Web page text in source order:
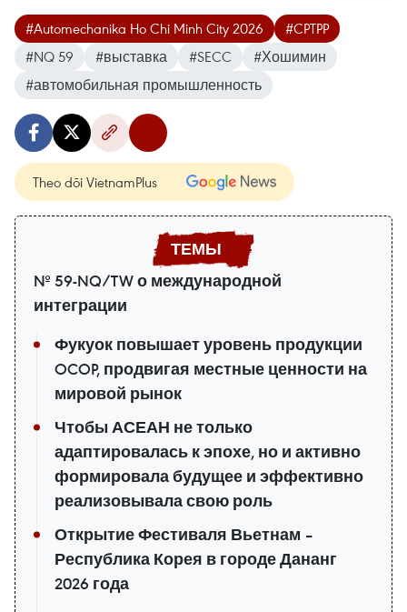
#Automechanika Ho Chi Minh City 2026
#CPTPP
#NQ 59
#выставка #SECC
#Хошимин
#автомобильная промышленность
Theo dõi VietnamPlus
№ 59-NQ/TW о международной
интеграции
Фукуок повышает уровень продукции
OCOP, продвигая местные ценности на
мировой рынок
Чтобы АСЕАН не только
адаптировалась к эпохе, но и активно
формировала будущее и эффективно
реализовывала свою роль
Открытие Фестиваля Вьетнам –
Республика Корея в городе Дананг
2026 года